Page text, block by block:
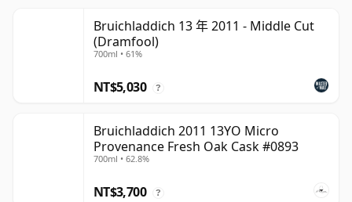
Bruichladdich 13 年 2011 - Middle Cut
(Dramfool)
700ml • 61%
NT$5,030 ?
Bruichladdich 2011 13YO Micro
Provenance Fresh Oak Cask #0893
700ml • 62.8%
NT$3,700 ?